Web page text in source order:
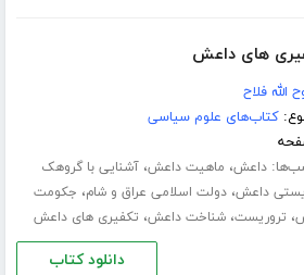
های داعش
الله فلاح
کتاب‌های علوم سیاسی
داعش، ماهیت داعش،آشنایی با گروهک
داعش،دولت اسلامی عراق و شام، جکومت
، تروریست،شناخت داعش، تکفیری های داعش
دانلود کتاب